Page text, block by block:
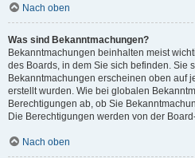
Nach oben
Was sind Bekanntmachungen?
Bekanntmachungen beinhalten meist
des Boards, in dem Sie sich befinden. Sie
Bekanntmachungen erscheinen oben auf
erstellt wurden. Wie bei globalen
Berechtigungen ab, ob Sie
Die Berechtigungen werden von der
Nach oben